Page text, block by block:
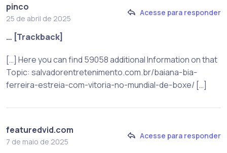
pinco
25 de abril de 2025
Acesse para responder
… [Trackback]
[…] Here you can find 59058 additional Information on that
Topic: salvadorentretenimento.com.br/baiana-bia-
ferreira-estreia-com-vitoria-no-mundial-de-boxe/ […]
featuredvid.com
7 de maio de 2025
Acesse para responder